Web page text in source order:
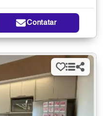
Contatar